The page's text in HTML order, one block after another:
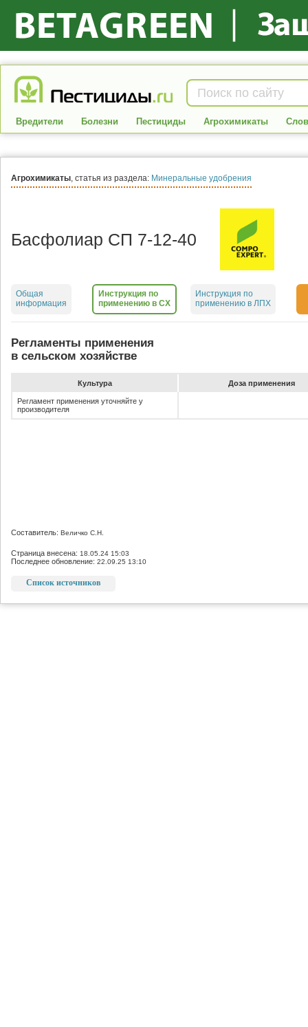
Вредители Болезни Пестициды Агрохимикаты
Агрохимикаты, статья из раздела: Минеральные удобрения
Басфолиар СП 7-12-40
Общая
информация
Инструкция по
применению в СХ
Инструкция по
применению в ЛПХ
Регламенты применения
в сельском хозяйстве
Культура До­за при­ме­не­ния
Регламент применения уточняйте у
производителя
Составитель: Величко С.Н.
Страница внесена: 18.05.24 15:03
Последнее обновление: 22.09.25 13:10
Список источников